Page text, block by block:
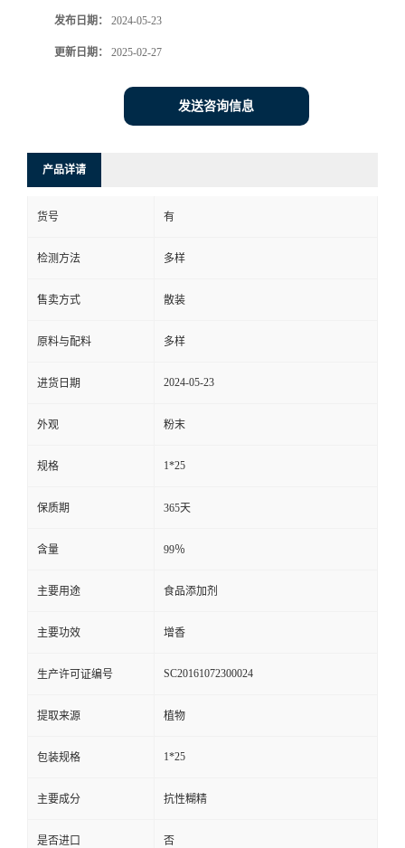
发布日期： 2024-05-23
更新日期： 2025-02-27
发送咨询信息
产品详请
货号 有
检测方法 多样
售卖方式 散装
原料与配料 多样
进货日期 2024-05-23
外观 粉末
规格 1*25
保质期 365天
含量 99％
主要用途 食品添加剂
主要功效 增香
生产许可证编号 SC20161072300024
提取来源 植物
包装规格 1*25
主要成分 抗性糊精
是否进口 否